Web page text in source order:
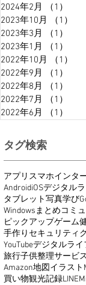
2024年2月
（1）
2023年10月
（1）
2023年3月
（1）
2023年1月
（1）
2022年10月
（1）
2022年9月
（1）
2022年8月
（1）
2022年7月
（1）
2022年6月
（1）
タグ検索
アプリ スマホインタ
AndroidiOSデジタル
タブレット写真学び
Windowsまとめコミ
ピックアップゲーム
手作り セキュリティ
YouTubeデジタルライ
旅行子供整理サービス
Amazon地図イラスト
買い物観光記録LINE